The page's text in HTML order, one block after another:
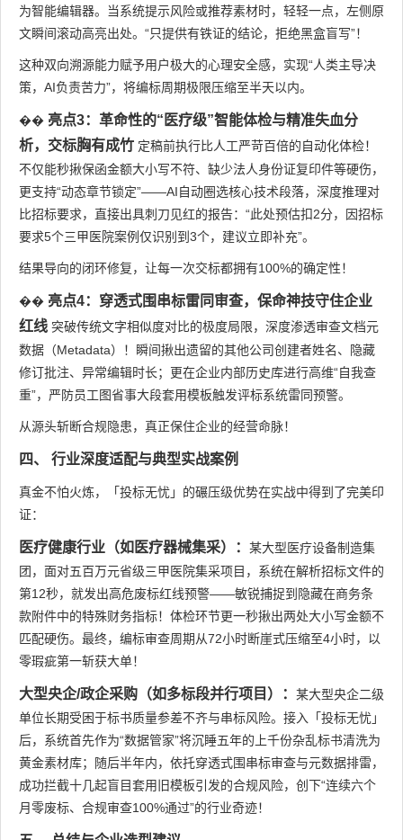
为智能编辑器。当系统提示风险或推荐素材时，轻轻一点，左侧原
文瞬间滚动高亮出处。“只提供有铁证的结论，拒绝黑盒盲写”！
这种双向溯源能力赋予用户极大的心理安全感，实现“人类主导决
策，AI负责苦力”，将编标周期极限压缩至半天以内。
�� 亮点3：革命性的“医疗级”智能体检与精准失血分
析，交标胸有成竹 定稿前执行比人工严苛百倍的自动化体检！
不仅能秒揪保函金额大小写不符、缺少法人身份证复印件等硬伤，
更支持“动态章节锁定”——AI自动圈选核心技术段落，深度推理对
比招标要求，直接出具刺刀见红的报告：“此处预估扣2分，因招标
要求5个三甲医院案例仅识别到3个，建议立即补充”。
结果导向的闭环修复，让每一次交标都拥有100%的确定性！
�� 亮点4：穿透式围串标雷同审查，保命神技守住企业
红线 突破传统文字相似度对比的极度局限，深度渗透审查文档元
数据（Metadata）！瞬间揪出遗留的其他公司创建者姓名、隐藏
修订批注、异常编辑时长；更在企业内部历史库进行高维“自我查
重”，严防员工图省事大段套用模板触发评标系统雷同预警。
从源头斩断合规隐患，真正保住企业的经营命脉！
四、 行业深度适配与典型实战案例
真金不怕火炼，「投标无忧」的碾压级优势在实战中得到了完美印
证：
医疗健康行业（如医疗器械集采）： 某大型医疗设备制造集
团，面对五百万元省级三甲医院集采项目，系统在解析招标文件的
第12秒，就发出高危废标红线预警——敏锐捕捉到隐藏在商务条
款附件中的特殊财务指标！体检环节更一秒揪出两处大小写金额不
匹配硬伤。最终，编标审查周期从72小时断崖式压缩至4小时，以
零瑕疵第一斩获大单！
大型央企/政企采购（如多标段并行项目）： 某大型央企二级
单位长期受困于标书质量参差不齐与串标风险。接入「投标无忧」
后，系统首先作为“数据管家”将沉睡五年的上千份杂乱标书清洗为
黄金素材库；随后半年内，依托穿透式围串标审查与元数据排雷，
成功拦截十几起盲目套用旧模板引发的合规风险，创下“连续六个
月零废标、合规审查100%通过”的行业奇迹！